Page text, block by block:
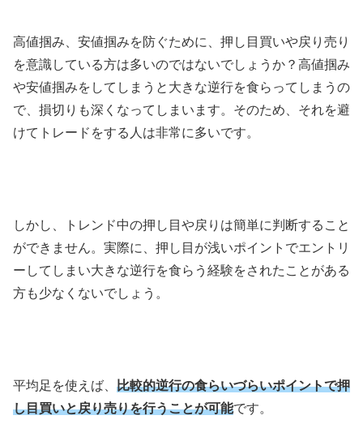
高値掴み、安値掴みを防ぐために、押し目買いや戻り売り
を意識している方は多いのではないでしょうか？高値掴み
や安値掴みをしてしまうと大きな逆行を食らってしまうの
で、損切りも深くなってしまいます。そのため、それを避
けてトレードをする人は非常に多いです。
しかし、トレンド中の押し目や戻りは簡単に判断すること
ができません。実際に、押し目が浅いポイントでエントリ
ーしてしまい大きな逆行を食らう経験をされたことがある
方も少なくないでしょう。
平均足を使えば、 比較的逆行の食らいづらいポイントで押
し目買いと戻り売りを行うことが可能です。